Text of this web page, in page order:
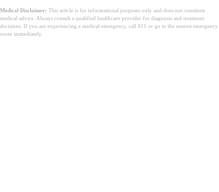
Medical Disclaimer: This article is for informational purposes only and does not constitute
medical advice. Always consult a qualified healthcare provider for diagnosis and treatment
decisions. If you are experiencing a medical emergency, call 911 or go to the nearest emergency
room immediately.